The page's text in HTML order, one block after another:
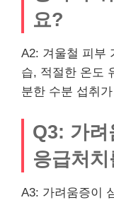
요?
A2: 겨울철 피부
습, 적절한 온도
분한 수분 섭취
Q3: 가려
응급처
A3: 가려움증이